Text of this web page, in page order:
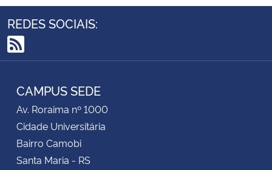
REDES SOCIAIS:
RSS
CAMPUS SEDE
Av. Roraima nº 1000
Cidade Universitária
Bairro Camobi
Santa Maria - RS